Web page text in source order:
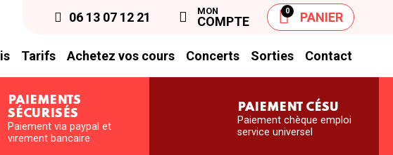
06 13 07 12 21 MON
COMPTE
0 PANIER
Tarifs Achetez vos cours Concerts Sorties Contact
PAIEMENTS
SÉCURISÉS
Paiement via paypal et
virement bancaire
PAIEMENT CÉSU
Paiement chèque emploi
service universel